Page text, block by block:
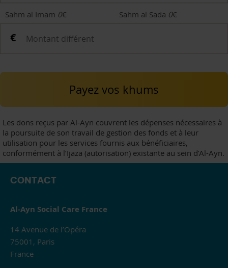
Sahm al Imam 0€ Sahm al Sada 0€
Payez vos khums
Les dons reçus par Al-Ayn couvrent les dépenses nécessaires à
la poursuite de son travail de gestion des fonds et à leur
utilisation pour les services fournis aux bénéficiaires,
conformément à l’Ijaza (autorisation) existante au sein d’Al-Ayn.
CONTACT
Al-Ayn Social Care France
14 Avenue de l’Opéra
75001, Paris
France